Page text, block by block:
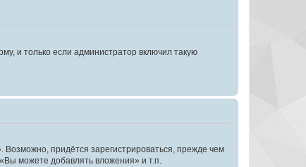
и только если администратор включил такую
придётся зарегистрироваться, прежде чем
можете добавлять вложения» и т.п.